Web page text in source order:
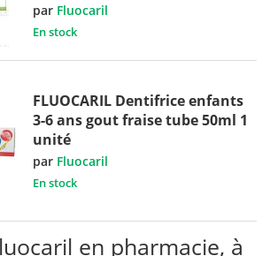
par Fluocaril
En stock
FLUOCARIL Dentifrice enfants
3-6 ans gout fraise tube 50ml 1
unité
par Fluocaril
En stock
en pharmacie, à